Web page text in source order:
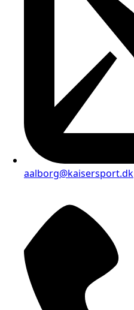
aalborg@kaisersport.dk